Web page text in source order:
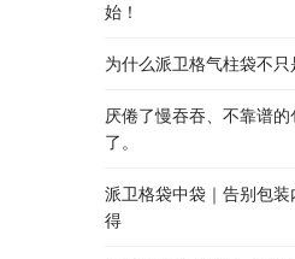
始！
为什么派卫格气柱袋不只
厌倦了慢吞吞、不靠谱
了。
派卫格袋中袋｜告别包
得